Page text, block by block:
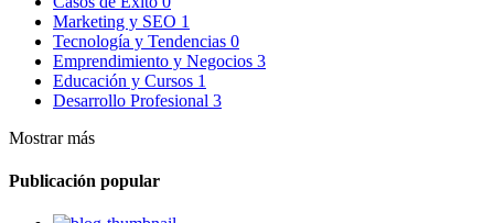
Marketing y SEO 1
Tecnología y Tendencias 0
Emprendimiento y Negocios 3
Educación y Cursos 1
Desarrollo Profesional 3
Mostrar más
Publicación popular